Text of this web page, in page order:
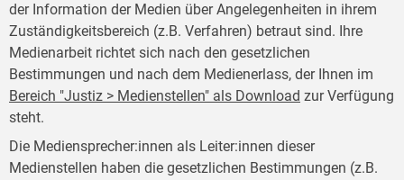
der Information der Medien über Angelegenheiten in ihrem
Zuständigkeitsbereich (z.B. Verfahren) betraut sind. Ihre
Medienarbeit richtet sich nach den gesetzlichen
Bestimmungen und nach dem Medienerlass, der Ihnen im
Bereich "Justiz > Medienstellen" als Download zur Verfügung
steht.
Die Mediensprecher:innen als Leiter:innen dieser
Medienstellen haben die gesetzlichen Bestimmungen (z.B.